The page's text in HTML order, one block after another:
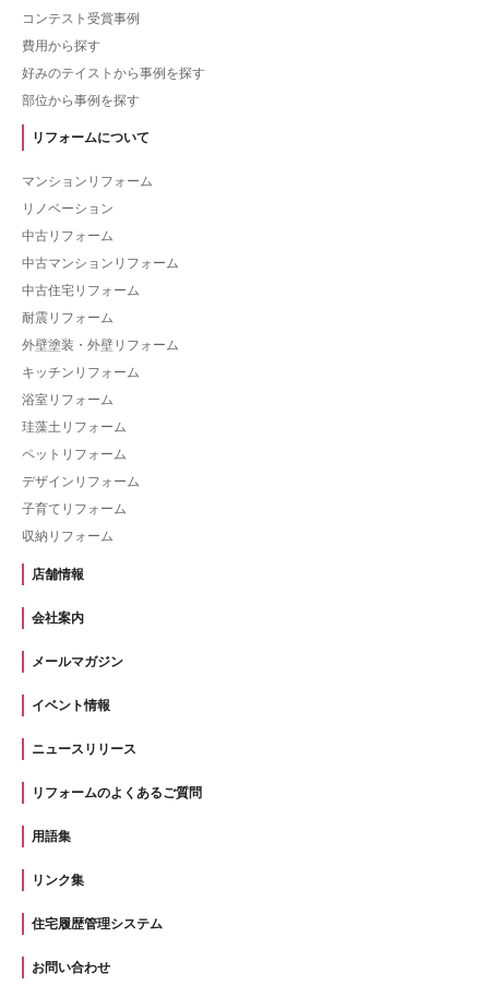
コンテスト受賞事例
費用から探す
好みのテイストから事例を探す
部位から事例を探す
リフォームについて
マンションリフォーム
リノベーション
中古リフォーム
中古マンションリフォーム
中古住宅リフォーム
耐震リフォーム
外壁塗装・外壁リフォーム
キッチンリフォーム
浴室リフォーム
珪藻土リフォーム
ペットリフォーム
デザインリフォーム
子育てリフォーム
収納リフォーム
店舗情報
会社案内
メールマガジン
イベント情報
ニュースリリース
リフォームのよくあるご質問
用語集
リンク集
住宅履歴管理システム
お問い合わせ